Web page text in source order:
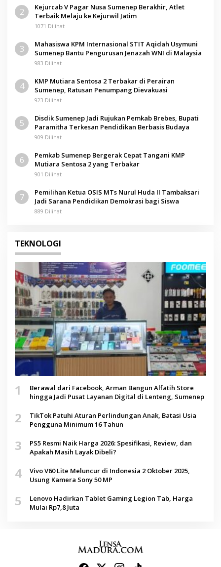
2
Kejurcab V Pagar Nusa Sumenep Berakhir, Atlet
Terbaik Melaju ke Kejurwil Jatim
1071 Dilihat
3
Mahasiswa KPM Internasional STIT Aqidah Usymuni
Sumenep Bantu Pengurusan Jenazah WNI di Malaysia
983 Dilihat
4
KMP Mutiara Sentosa 2 Terbakar di Perairan
Sumenep, Ratusan Penumpang Dievakuasi
923 Dilihat
5
Disdik Sumenep Jadi Rujukan Pemkab Brebes, Bupati
Paramitha Terkesan Pendidikan Berbasis Budaya
909 Dilihat
6
Pemkab Sumenep Bergerak Cepat Tangani KMP
Mutiara Sentosa 2 yang Terbakar
901 Dilihat
7
Pemilihan Ketua OSIS MTs Nurul Huda II Tambaksari
Jadi Sarana Pendidikan Demokrasi bagi Siswa
889 Dilihat
TEKNOLOGI
1
Berawal dari Facebook, Arman Bangun Alfatih Store
hingga Jadi Pusat Layanan Digital di Lenteng, Sumenep
2
TikTok Patuhi Aturan Perlindungan Anak, Batasi Usia
Pengguna Minimum 16 Tahun
3
PS5 Resmi Naik Harga 2026: Spesifikasi, Review, dan
Apakah Masih Layak Dibeli?
4
Vivo V60 Lite Meluncur di Indonesia 2 Oktober 2025,
Usung Kamera Sony 50 MP
5
Lenovo Hadirkan Tablet Gaming Legion Tab, Harga
Mulai Rp7,8 Juta